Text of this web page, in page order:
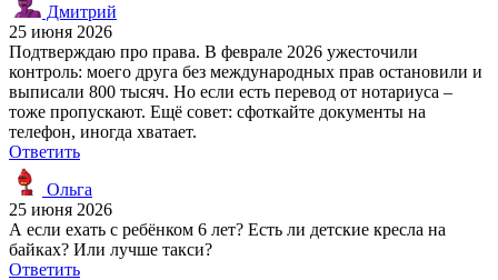
Дмитрий
25 июня 2026
Подтверждаю про права. В феврале 2026 ужесточили
контроль: моего друга без международных прав остановили и
выписали 800 тысяч. Но если есть перевод от нотариуса –
тоже пропускают. Ещё совет: сфоткайте документы на
телефон, иногда хватает.
Ответить
Ольга
25 июня 2026
А если ехать с ребёнком 6 лет? Есть ли детские кресла на
байках? Или лучше такси?
Ответить